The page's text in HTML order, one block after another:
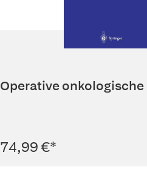
Operative
74,99 €*